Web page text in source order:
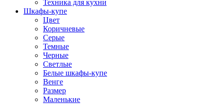
Техника для кухни
Шкафы-купе
Цвет
Коричневые
Серые
Темные
Черные
Светлые
Белые шкафы-купе
Венге
Размер
Маленькие